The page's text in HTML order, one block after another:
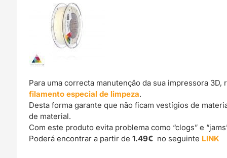
Para uma correcta manutenção da sua impressora
filamento especial de limpeza.
Desta forma garante que não ficam vestígios de
de material.
Com este produto evita problema como “clogs” e
Poderá encontrar a partir de1.49€ no seguinte LINK